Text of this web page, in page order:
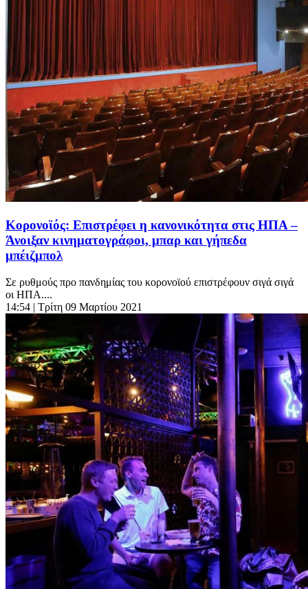
Κορονοϊός: Επιστρέφει η κανονικότητα στις ΗΠΑ –
Άνοιξαν κινηματογράφοι, μπαρ και γήπεδα
μπέιζμπολ
Σε ρυθμούς προ πανδημίας του κορονοϊού επιστρέφουν σιγά σιγά
οι ΗΠΑ....
14:54 | Τρίτη 09 Μαρτίου 2021